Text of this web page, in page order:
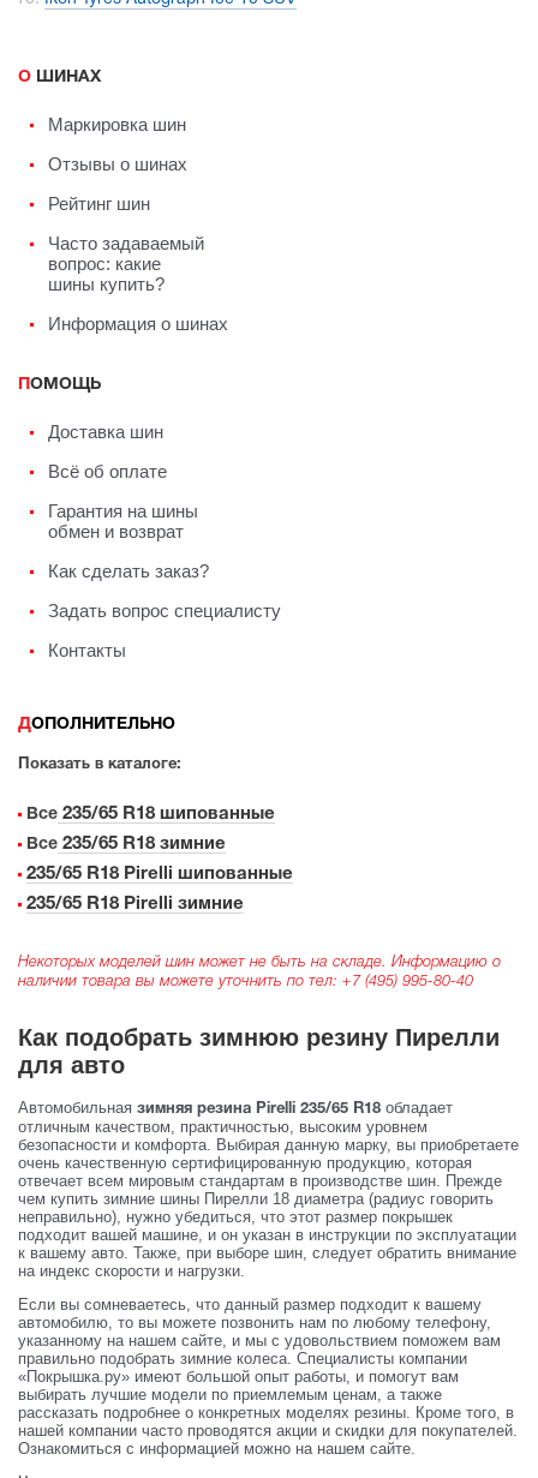
О ШИНАХ
Маркировка шин
Отзывы о шинах
Рейтинг шин
Часто задаваемый
вопрос: какие
шины купить?
Информация о шинах
ПОМОЩЬ
Доставка шин
Всё об оплате
Гарантия на шины
обмен и возврат
Как сделать заказ?
Задать вопрос специалисту
Контакты
ДОПОЛНИТЕЛЬНО
Показать в каталоге:
Все 235/65 R18 шипованные
Все 235/65 R18 зимние
235/65 R18 Pirelli шипованные
235/65 R18 Pirelli зимние
Некоторых моделей шин может не быть на складе. Информацию о
наличии товара вы можете уточнить по тел: +7 (495) 995-80-40
Как подобрать зимнюю резину Пирелли
для авто
Автомобильная зимняя резина Pirelli 235/65 R18 обладает
отличным качеством, практичностью, высоким уровнем
безопасности и комфорта. Выбирая данную марку, вы приобретаете
очень качественную сертифицированную продукцию, которая
отвечает всем мировым стандартам в производстве шин. Прежде
чем купить зимние шины Пирелли 18 диаметра (радиус говорить
неправильно), нужно убедиться, что этот размер покрышек
подходит вашей машине, и он указан в инструкции по эксплуатации
к вашему авто. Также, при выборе шин, следует обратить внимание
на индекс скорости и нагрузки.
Если вы сомневаетесь, что данный размер подходит к вашему
автомобилю, то вы можете позвонить нам по любому телефону,
указанному на нашем сайте, и мы с удовольствием поможем вам
правильно подобрать зимние колеса. Специалисты компании
«Покрышка.ру» имеют большой опыт работы, и помогут вам
выбирать лучшие модели по приемлемым ценам, а также
рассказать подробнее о конкретных моделях резины. Кроме того, в
нашей компании часто проводятся акции и скидки для покупателей.
Ознакомиться с информацией можно на нашем сайте.